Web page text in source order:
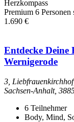
Herzkompass
Premium 6 Personen
1.690 €
Entdecke Deine
Wernigerode
3,
Sachsen-Anhalt,
6 Teilnehmer
Body, Mind,